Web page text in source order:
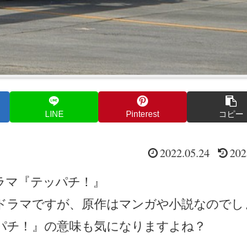
LINE Pinterest コピー
2022.05.24
『テッパチ！』
マですが、原作はマンガや小説なのでし
！』の意味も気になりますよね？